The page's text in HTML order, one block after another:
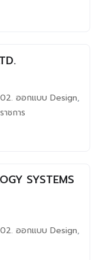
02. ออกแบบ Design,
าชการ
SYSTEMS
02. ออกแบบ Design,